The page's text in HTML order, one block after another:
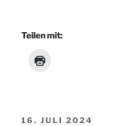
Teilen mit:
VERÖFFENTLICHT
16. JULI 2024